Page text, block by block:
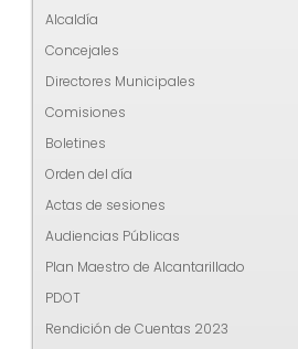
Alcaldía
Concejales
Directores Municipales
Comisiones
Boletines
Orden del día
Actas de sesiones
Audiencias Públicas
Plan Maestro de Alcantarillado
PDOT
Rendición de Cuentas 2023